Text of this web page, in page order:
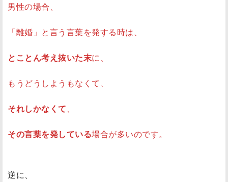
男性の場合、
「離婚」と言う言葉を発する時は、
とことん考え抜いた末に、
もうどうしようもなくて、
それしかなくて、
その言葉を発している場合が多いのです。
逆に、